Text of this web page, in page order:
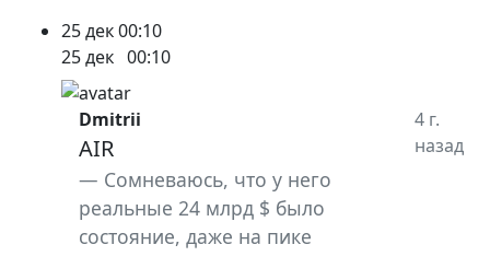
25 дек00:10
25 дек 00:10
Dmitrii
AIR
Сомневаюсь, что у него
реальные 24 млрд $ было
состояние, даже на пике
4 г.
назад